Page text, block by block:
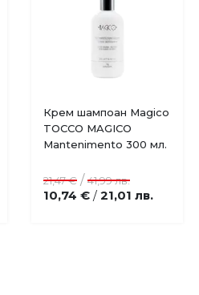
Крем шампоан Magico
TOCCO MAGICO
Mantenimento 300 мл.
10,74 € / 21,01 лв.
21,47 € /41,99 лв.